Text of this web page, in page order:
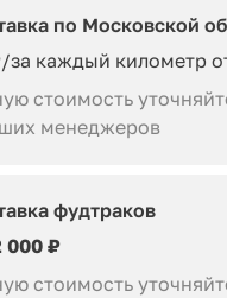
по Московской
/за каждый километр
стоимость
менеджеров
фудтраков
000 ₽
стоимость